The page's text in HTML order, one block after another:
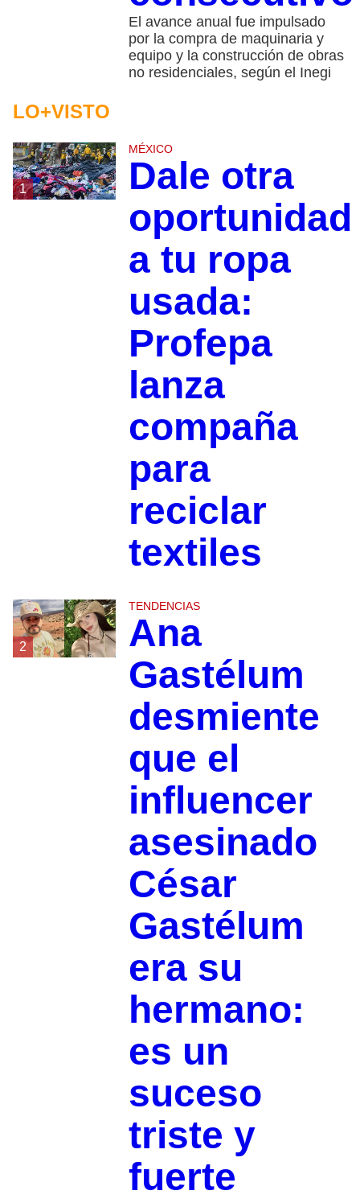
El avance anual fue impulsado
por la compra de maquinaria y
equipo y la construcción de obras
no residenciales, según el Inegi
LO+VISTO
1
MÉXICO
Dale otra
oportunidad
a tu ropa
usada:
Profepa
lanza
compaña
para
reciclar
textiles
2
TENDENCIAS
Ana
Gastélum
desmiente
que el
influencer
asesinado
César
Gastélum
era su
hermano:
es un
suceso
triste y
fuerte